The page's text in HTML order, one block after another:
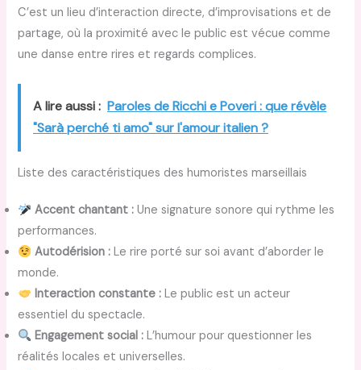
C’est un lieu d’interaction directe, d’improvisations et de
partage, où la proximité avec le public est vécue comme
une danse entre rires et regards complices.
A lire aussi : Paroles de Ricchi e Poveri : que révèle
"Sarà perché ti amo" sur l'amour italien ?
Liste des caractéristiques des humoristes marseillais
Accent chantant : Une signature sonore qui rythme les
performances.
Autodérision : Le rire porté sur soi avant d’aborder le
monde.
Interaction constante : Le public est un acteur
essentiel du spectacle.
Engagement social : L’humour pour questionner les
réalités locales et universelles.